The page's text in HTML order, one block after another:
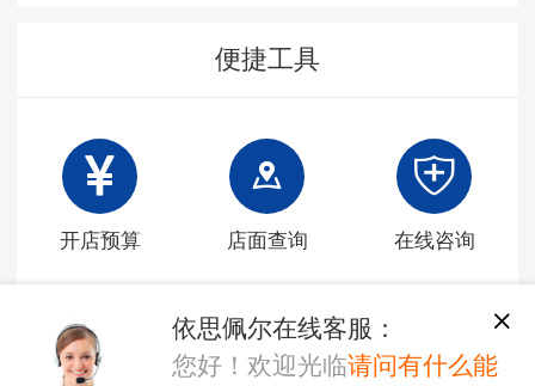
便捷工具
开店预算 店面查询 在线咨询
依思佩尔在线客服：
您好！欢迎光临请问有什么能